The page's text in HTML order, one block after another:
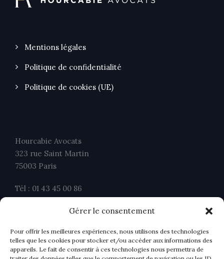
Gérer le consentement
Pour offrir les meilleures expériences, nous utilisons des technologies
telles que les cookies pour stocker et/ou accéder aux informations des
appareils. Le fait de consentir à ces technologies nous permettra de
Mentions légales
Politique de confidentialité
Politique de cookies (UE)
Hourcabie Avocats
323 rue Saint Martin
75003 Paris
Tél : 01 43 45 00 86
contact@ahavocats.fr